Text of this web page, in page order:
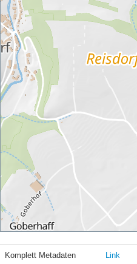
Komplett Metadaten Link